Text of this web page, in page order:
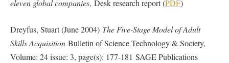
eleven global companies, Desk research report (PDF)
Dreyfus, Stuart (June 2004) The Five-Stage Model of Adult
Skills Acquisition Bulletin of Science Technology & Society,
Volume: 24 issue: 3, page(s): 177-181 SAGE Publications